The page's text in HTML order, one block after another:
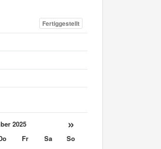
Fertiggestellt
2025 »
Fr Sa
So